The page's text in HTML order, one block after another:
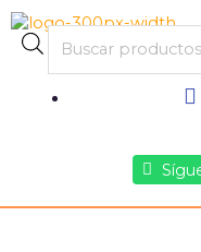
al
contenido
Products
search